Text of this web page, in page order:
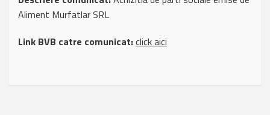
Aliment Murfatlar SRL
Link BVB catre comunicat:click aici